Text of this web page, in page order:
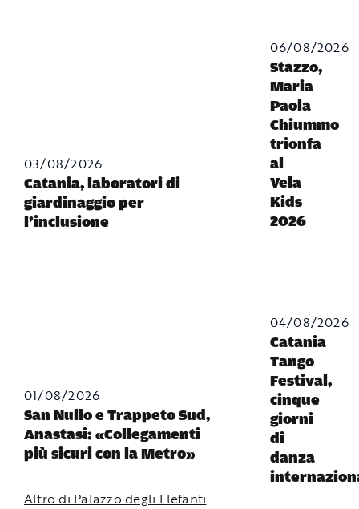
03/08/2026
Catania, laboratori di
giardinaggio per
l’inclusione
01/08/2026
San Nullo e Trappeto Sud,
Anastasi: «Collegamenti
più sicuri con la Metro»
Altro di Palazzo degli Elefanti
06/08/2026
Stazzo,
Maria
Paola
Chiummo
trionfa
al
Vela
Kids
2026
04/08/2026
Catania
Tango
Festival,
cinque
giorni
di
danza